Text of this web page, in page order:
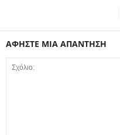
ΑΦΗΣΤΕ ΜΙΑ ΑΠΑΝΤΗΣΗ